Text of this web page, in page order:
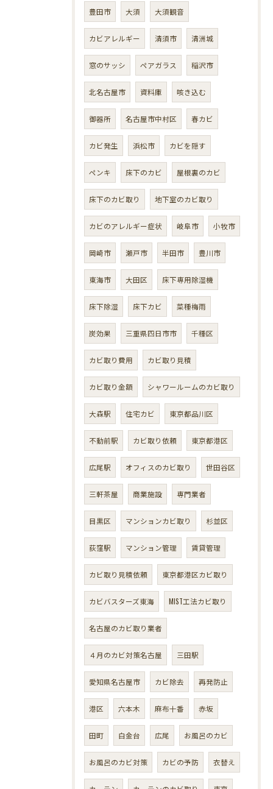
豊田市 大須 大須観音
カビアレルギー 清須市 清洲城
窓のサッシ ペアガラス 稲沢市
北名古屋市 資料庫 咳き込む
御器所 名古屋市中村区 春カビ
カビ発生 浜松市 カビを隠す
ペンキ 床下のカビ 屋根裏のカビ
床下のカビ取り 地下室のカビ取り
カビのアレルギー症状 岐阜市 小牧市
岡崎市 瀬戸市 半田市 豊川市
東海市 大田区 床下専用除湿機
床下除湿 床下カビ 菜種梅雨
炭効果 三重県四日市市 千種区
カビ取り費用 カビ取り見積
カビ取り金額 シャワールームのカビ取り
大森駅 住宅カビ 東京都品川区
不動前駅 カビ取り依頼 東京都港区
広尾駅 オフィスのカビ取り 世田谷区
三軒茶屋 商業施設 専門業者
目黒区 マンションカビ取り 杉並区
荻窪駅 マンション管理 賃貸管理
カビ取り見積依頼 東京都港区カビ取り
カビバスターズ東海 MIST工法カビ取り
名古屋のカビ取り業者
４月のカビ対策名古屋 三田駅
愛知県名古屋市 カビ除去 再発防止
港区 六本木 麻布十番 赤坂
田町 白金台 広尾 お風呂のカビ
お風呂のカビ対策 カビの予防 衣替え